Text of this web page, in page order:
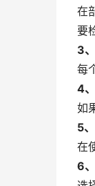
在
要
3
每
4
如
5
在
6